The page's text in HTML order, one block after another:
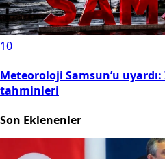
10
Meteoroloji Samsun’u
tahminleri
Son Eklenenler